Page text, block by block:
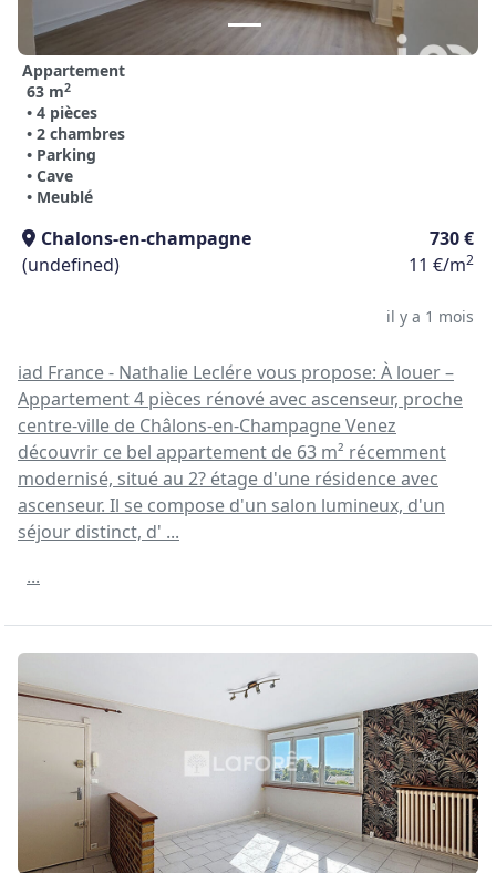
Appartement
63 m2
• 4 pièces
• 2 chambres
• Parking
• Cave
• Meublé
Chalons-en-champagne
730 €
(undefined)
11 €/m2
il y a 1 mois
iad France - Nathalie Leclére vous propose: À louer –
Appartement 4 pièces rénové avec ascenseur, proche
centre-ville de Châlons-en-Champagne Venez
découvrir ce bel appartement de 63 m² récemment
modernisé, situé au 2? étage d'une résidence avec
ascenseur. Il se compose d'un salon lumineux, d'un
séjour distinct, d' ...
...